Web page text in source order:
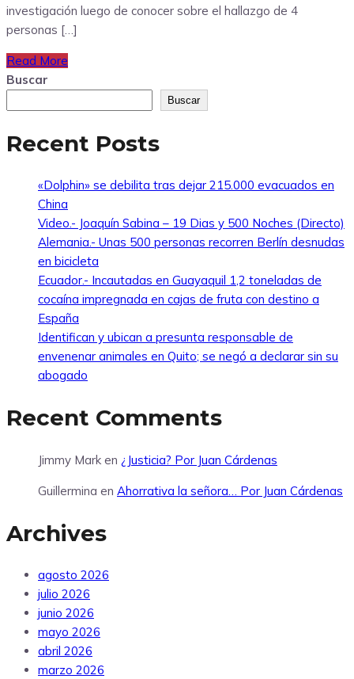
investigación luego de conocer sobre el hallazgo de 4
personas […]
Read More
Buscar
Buscar
Recent Posts
«Dolphin» se debilita tras dejar 215.000 evacuados en
China
Video.- Joaquín Sabina – 19 Dias y 500 Noches (Directo)
Alemania.- Unas 500 personas recorren Berlín desnudas
en bicicleta
Ecuador.- Incautadas en Guayaquil 1,2 toneladas de
cocaína impregnada en cajas de fruta con destino a
España
Identifican y ubican a presunta responsable de
envenenar animales en Quito; se negó a declarar sin su
abogado
Recent Comments
Jimmy Mark en ¿Justicia? Por Juan Cárdenas
Guillermina en Ahorrativa la señora… Por Juan Cárdenas
Archives
agosto 2026
julio 2026
junio 2026
mayo 2026
abril 2026
marzo 2026